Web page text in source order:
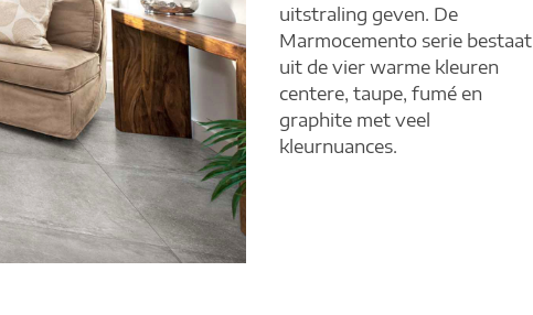
uitstraling geven. De
Marmocemento serie bestaat
uit de vier warme kleuren
centere, taupe, fumé en
graphite met veel
kleurnuances.